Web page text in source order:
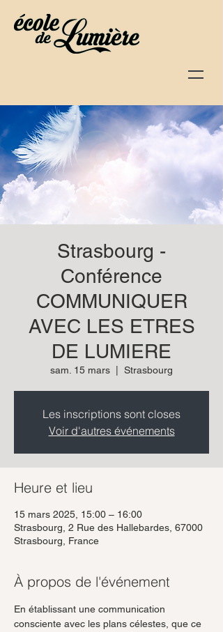
Strasbourg -
Conférence
COMMUNIQUER
AVEC LES ETRES
DE LUMIERE
sam. 15 mars Strasbourg
Les inscriptions sont closes
Voir d'autres événements
Heure et lieu
15 mars 2025, 15:00 – 16:00
Strasbourg, 2 Rue des Hallebardes, 67000
Strasbourg, France
À propos de l'événement
En établissant une communication
consciente avec les plans célestes, que ce